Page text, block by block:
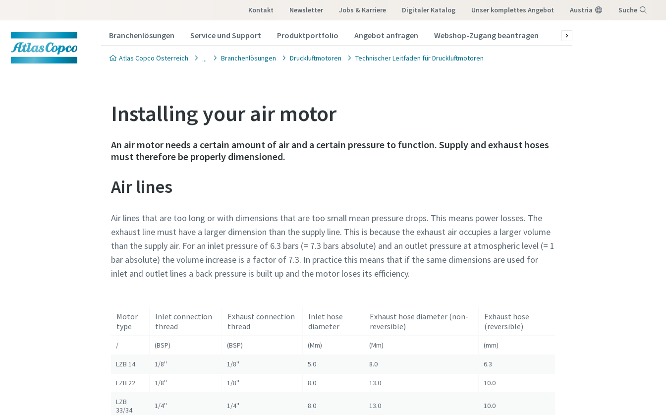
Kontakt Newsletter Jobs & Karriere Digitaler Katalog Unser komplettes Angebot Austria Suche
Branchenlösungen Service und Support Produktportfolio Angebot anfragen Webshop-Zugang beantragen News & Stories
Atlas Copco Österreich Branchenlösungen Druckluftmotoren Technischer Leitfaden für Druckluftmotoren
Installing your air motor
An air motor needs a certain amount of air and a certain pressure to function. Supply and exhaust hoses
must therefore be properly dimensioned.
Air lines
Air lines that are too long or with dimensions that are too small mean pressure drops. This means power losses. The
exhaust line must have a larger dimension than the supply line. This is because the exhaust air occupies a larger volume
than the supply air. For an inlet pressure of 6.3 bars (= 7.3 bars absolute) and an outlet pressure at atmospheric level (= 1
bar absolute) the volume increase is a factor of 7.3. In practice this means that if the same dimensions are used for
inlet and outlet lines a back pressure is built up and the motor loses its efficiency.
Motor
type
Inlet connection
thread
Exhaust connection
thread
Inlet hose
diameter
Exhaust hose diameter (non-
reversible)
Exhaust hose
(reversible)
/ (BSP) (BSP) (Mm) (Mm) (mm)
LZB 14 1/8'' 1/8'' 5.0 8.0 6.3
LZB 22 1/8'' 1/8'' 8.0 13.0 10.0
LZB
33/34
1/4'' 1/4'' 8.0 13.0 10.0